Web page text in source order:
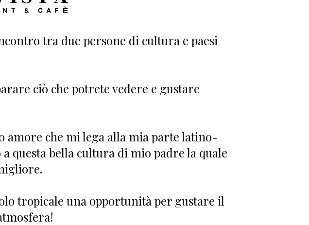
tra due persone di cultura e paesi
ciò che potrete vedere e gustare
amore che mi lega alla mia parte latino-
questa bella cultura di mio padre la quale
tropicale una opportunità per gustare il